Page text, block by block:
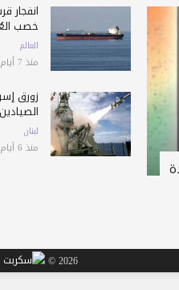
انفجار
خصب
العالم
منذ 7 أيام
زورق
الصيادين
لبنان
منذ 6 أيام
2026 ©